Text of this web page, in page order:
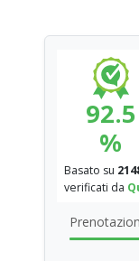
92.5
%
Basato su
verificati da